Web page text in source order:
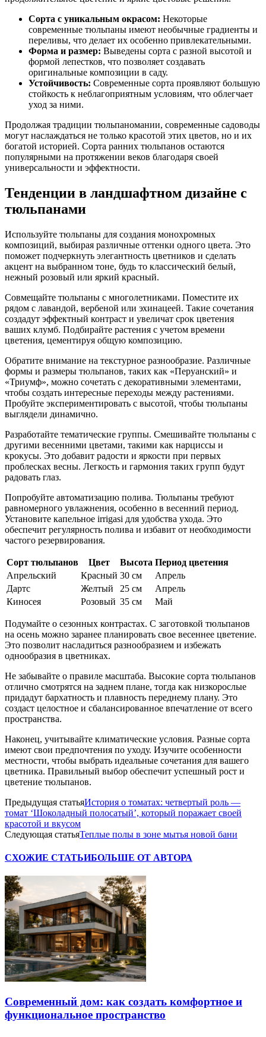
Сорта с уникальным окрасом: Некоторые
современные тюльпаны имеют необычные градиенты и
переливы, что делает их особенно привлекательными.
Форма и размер: Выведены сорта с разной высотой и
формой лепестков, что позволяет создавать
оригинальные композиции в саду.
Устойчивость: Современные сорта проявляют большую
стойкость к неблагоприятным условиям, что облегчает
уход за ними.
Продолжая традиции тюльпаномании, современные садоводы
могут наслаждаться не только красотой этих цветов, но и их
богатой историей. Сорта ранних тюльпанов остаются
популярными на протяжении веков благодаря своей
универсальности и эффектности.
Тенденции в ландшафтном дизайне с
тюльпанами
Используйте тюльпаны для создания монохромных
композиций, выбирая различные оттенки одного цвета. Это
поможет подчеркнуть элегантность цветников и сделать
акцент на выбранном тоне, будь то классический белый,
нежный розовый или яркий красный.
Совмещайте тюльпаны с многолетниками. Поместите их
рядом с лавандой, вербеной или эхинацеей. Такие сочетания
создадут эффектный контраст и увеличат срок цветения
ваших клумб. Подбирайте растения с учетом времени
цветения, цементируя общую композицию.
Обратите внимание на текстурное разнообразие. Различные
формы и размеры тюльпанов, таких как «Перуанский» и
«Триумф», можно сочетать с декоративными элементами,
чтобы создать интересные переходы между растениями.
Пробуйте экспериментировать с высотой, чтобы тюльпаны
выглядели динамично.
Разработайте тематические группы. Смешивайте тюльпаны с
другими весенними цветами, такими как нарциссы и
крокусы. Это добавит радости и яркости при первых
проблесках весны. Легкость и гармония таких групп будут
радовать глаз.
Попробуйте автоматизацию полива. Тюльпаны требуют
равномерного увлажнения, особенно в весенний период.
Установите капельное irrigasi для удобства ухода. Это
обеспечит регулярность полива и избавит от необходимости
частого резервирования.
Сорт тюльпанов Цвет Высота Период цветения
Апрельский
Красный 30 см
Апрель
Дартс
Желтый 25 см
Апрель
Киносея
Розовый 35 см Май
Подумайте о сезонных контрастах. С заготовкой тюльпанов
на осень можно заранее планировать свое весеннее цветение.
Это позволит насладиться разнообразием и избежать
однообразия в цветниках.
Не забывайте о правиле масштаба. Высокие сорта тюльпанов
отлично смотрятся на заднем плане, тогда как низкорослые
придадут бархатность и плавность переднему плану. Это
создаст целостное и сбалансированное впечатление от всего
пространства.
Наконец, учитывайте климатические условия. Разные сорта
имеют свои предпочтения по уходу. Изучите особенности
местности, чтобы выбрать идеальные сочетания для вашего
цветника. Правильный выбор обеспечит успешный рост и
цветение тюльпанов.
Предыдущая статьяИстория о томатах: четвертый роль —
томат ‘Шоколадный полосатый’, который поражает своей
красотой и вкусом
Следующая статьяТеплые полы в зоне мытья новой бани
СХОЖИЕ СТАТЬИБОЛЬШЕ ОТ АВТОРА
Современный дом: как создать комфортное и
функциональное пространство